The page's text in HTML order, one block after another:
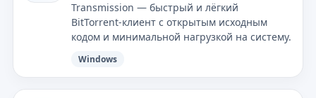
Transmission — быстрый и лёгкий
BitTorrent‑клиент с открытым исходным
кодом и минимальной нагрузкой на систему.
Windows